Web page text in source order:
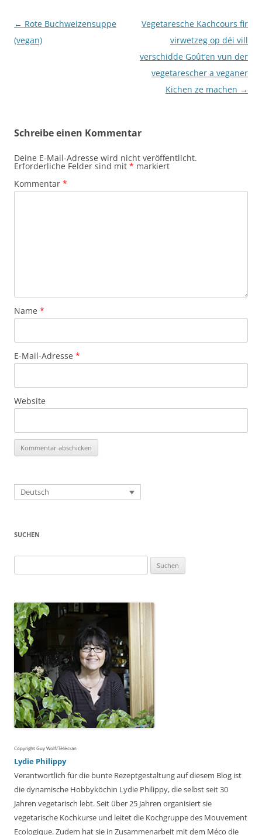
Beitragsnavigation
← Rote Buchweizensuppe
(vegan)
Vegetaresche Kachcours fir
virwetzeg op déi vill
verschidde Goût‘en vun der
vegetarescher a veganer
Kichen ze machen →
Schreibe einen Kommentar
Deine E-Mail-Adresse wird nicht veröffentlicht.
Erforderliche Felder sind mit * markiert
Kommentar *
Name *
E-Mail-Adresse *
Website
Deutsch
SUCHEN
nach:
Copyright Guy Wolf/Télécran
Lydie Philippy
Verantwortlich für die bunte Rezeptgestaltung auf diesem Blog ist
die dynamische Hobbyköchin Lydie Philippy, die selbst seit 30
Jahren vegetarisch lebt. Seit über 25 Jahren organisiert sie
vegetarische Kochkurse und leitet die Kochgruppe des Mouvement
Ecologique. Zudem hat sie in Zusammenarbeit mit dem Méco die